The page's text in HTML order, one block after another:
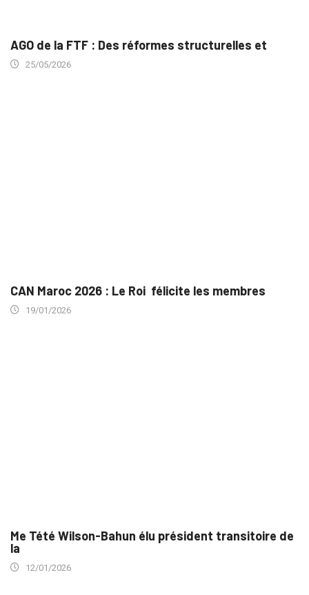
AGO de la FTF : Des réformes structurelles et
25/05/2026
CAN Maroc 2026 : Le Roi félicite les membres
19/01/2026
Me Tété Wilson-Bahun élu président transitoire de
la
12/01/2026